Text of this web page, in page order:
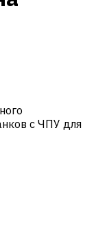
с ЧПУ для